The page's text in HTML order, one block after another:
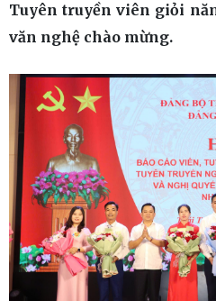
Tuyên truyền viên giỏi
văn nghệ chào mừng.